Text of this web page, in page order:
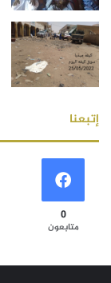
إتبعنا
0
متابعون